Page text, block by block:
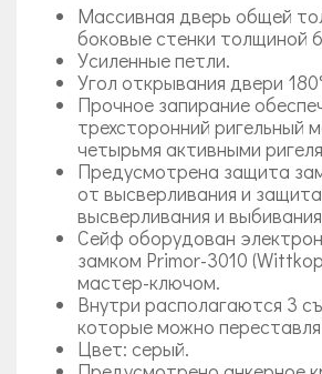
Массивная дверь общей
боковые стенки толщиной
Усиленные петли.
Угол открывания двери
Прочное запирание
трехсторонний ригельный
четырьмя активными
Предусмотрена защита
от высверливания и
высверливания и
Сейф оборудован
замком Primor-3010
мастер-ключом.
Внутри располагаются 3
которые можно
Цвет: серый.